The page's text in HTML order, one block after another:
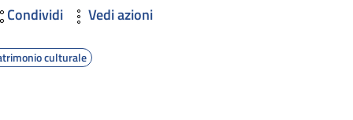
Condividi Vedi azioni
culturale